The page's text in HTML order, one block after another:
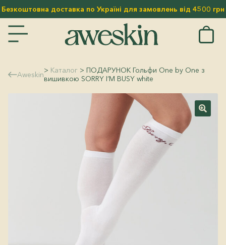
& MISSTIC
Безкоштовна доставка по Україні для замовлень від 4500 грн
Aweskin> Каталог > ПОДАРУНОК Гольфи One by One з
вишивкою SORRY I’M BUSY white